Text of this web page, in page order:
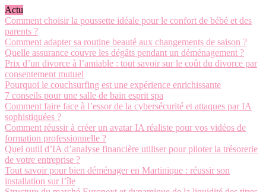
Actu
Comment choisir la poussette idéale pour le confort de bébé et des
parents ?
Comment adapter sa routine beauté aux changements de saison ?
Quelle assurance couvre les dégâts pendant un déménagement ?
Prix d’un divorce à l’amiable : tout savoir sur le coût du divorce par
consentement mutuel
Pourquoi le couchsurfing est une expérience enrichissante
7 conseils pour une salle de bain esprit spa
Comment faire face à l’essor de la cybersécurité et attaques par IA
sophistiquées ?
Comment réussir à créer un avatar IA réaliste pour vos vidéos de
formation professionnelle ?
Quel outil d’IA d’analyse financière utiliser pour piloter la trésorerie
de votre entreprise ?
Tout savoir pour bien déménager en Martinique : réussir son
installation sur l’île